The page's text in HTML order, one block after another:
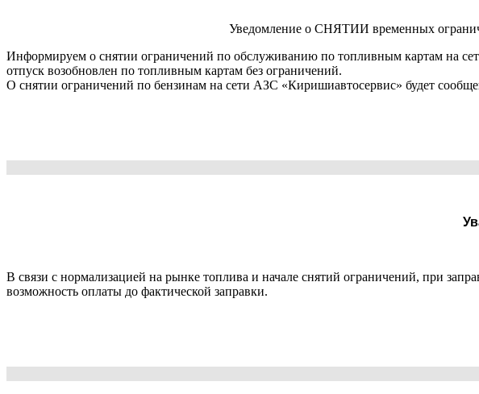
Уведомление о СНЯТИИ временных
Информируем о снятии ограничений по обслуживанию по топливным картам на
отпуск возобновлен по топливным картам без ограничений.
О снятии ограничений по бензинам на сети АЗС «Киришиавтосервис» будет
В связи с нормализацией на рынке топлива и начале снятий ограничений, при
возможность оплаты до фактической заправки.